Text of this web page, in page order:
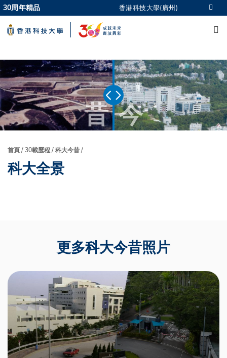
Skip
to
main
更多科大概覽
科大新聞
生活@科大
教授簡錄
認識科大
30周年精品 香港科技大學(廣州)
昔 今
導
航
首頁 30載歷程 科大今昔
科大全景
更多科大今昔照片